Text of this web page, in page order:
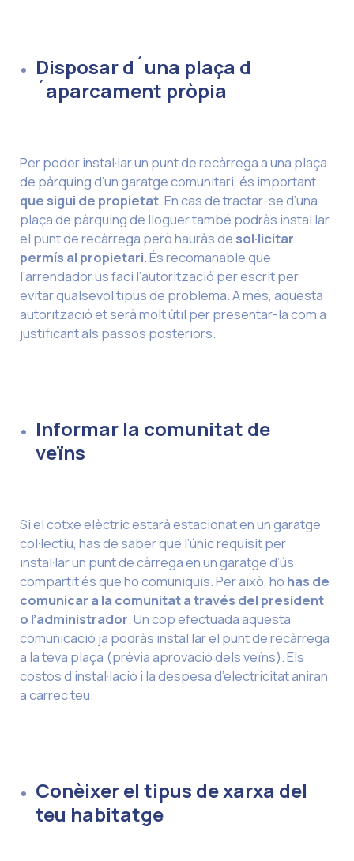
Disposar d´una plaça d
´aparcament pròpia
Per poder instal·lar un punt de recàrrega a una plaça
de pàrquing d’un garatge comunitari, és important
que sigui de propietat. En cas de tractar-se d’una
plaça de pàrquing de lloguer també podràs instal·lar
el punt de recàrrega però hauràs de sol·licitar
permís al propietari. És recomanable que
l’arrendador us faci l’autorització per escrit per
evitar qualsevol tipus de problema. A més, aquesta
autorització et serà molt útil per presentar-la com a
justificant als passos posteriors.
Informar la comunitat de
veïns
Si el cotxe elèctric estarà estacionat en un garatge
col·lectiu, has de saber que l’únic requisit per
instal·lar un punt de càrrega en un garatge d’ús
compartit és que ho comuniquis. Per això, ho has de
comunicar a la comunitat a través del president
o l’administrador. Un cop efectuada aquesta
comunicació ja podràs instal·lar el punt de recàrrega
a la teva plaça (prèvia aprovació dels veïns). Els
costos d’instal·lació i la despesa d’electricitat aniran
a càrrec teu.
Conèixer el tipus de xarxa del
teu habitatge